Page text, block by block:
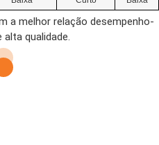
a melhor relação desempenho-
qualidade.